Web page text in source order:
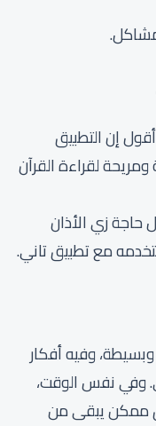
3 أيام، أقدر أقول إن التطبيق
لقراءة القرآن
حاجة زي الأذان
مع تطبيق تاني.
وفيه أفكار
وفي نفس الوقت،
ممكن يبقى من